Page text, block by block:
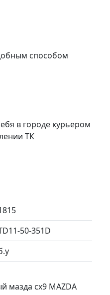
способом
в городе курьером
ТК
50-351D
мазда сх9 MAZDA